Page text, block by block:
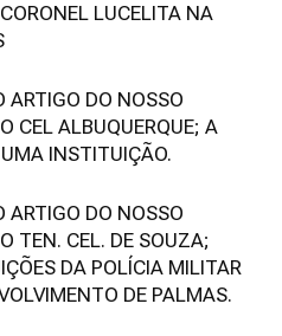
LUCELITA NA
ARTIGO DO NOSSO
CEL ALBUQUERQUE; A
INSTITUIÇÃO.
ARTIGO DO NOSSO
TEN. CEL. DE SOUZA;
DA POLÍCIA MILITAR
DE PALMAS.